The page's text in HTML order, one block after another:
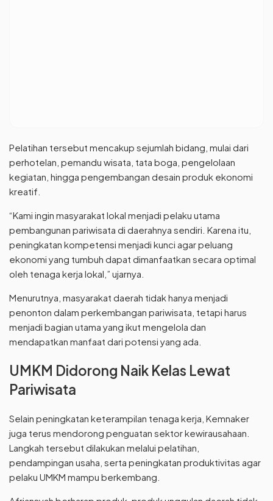
Pelatihan tersebut mencakup sejumlah bidang, mulai dari
perhotelan, pemandu wisata, tata boga, pengelolaan
kegiatan, hingga pengembangan desain produk ekonomi
kreatif.
“Kami ingin masyarakat lokal menjadi pelaku utama
pembangunan pariwisata di daerahnya sendiri. Karena itu,
peningkatan kompetensi menjadi kunci agar peluang
ekonomi yang tumbuh dapat dimanfaatkan secara optimal
oleh tenaga kerja lokal,” ujarnya.
Menurutnya, masyarakat daerah tidak hanya menjadi
penonton dalam perkembangan pariwisata, tetapi harus
menjadi bagian utama yang ikut mengelola dan
mendapatkan manfaat dari potensi yang ada.
UMKM Didorong Naik Kelas Lewat
Pariwisata
Selain peningkatan keterampilan tenaga kerja, Kemnaker
juga terus mendorong penguatan sektor kewirausahaan.
Langkah tersebut dilakukan melalui pelatihan,
pendampingan usaha, serta peningkatan produktivitas agar
pelaku UMKM mampu berkembang.